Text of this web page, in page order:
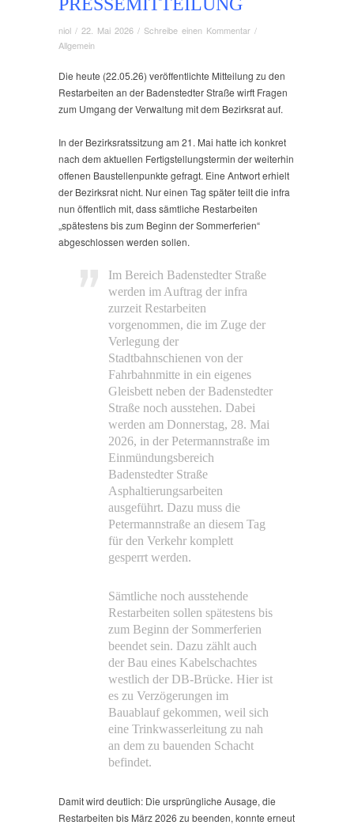
niol / 22. Mai 2026 / Schreibe einen Kommentar /
Allgemein
Die heute (22.05.26) veröffentlichte Mitteilung zu den
Restarbeiten an der Badenstedter Straße wirft Fragen
zum Umgang der Verwaltung mit dem Bezirksrat auf.
In der Bezirksratssitzung am 21. Mai hatte ich konkret
nach dem aktuellen Fertigstellungstermin der weiterhin
offenen Baustellenpunkte gefragt. Eine Antwort erhielt
der Bezirksrat nicht. Nur einen Tag später teilt die infra
nun öffentlich mit, dass sämtliche Restarbeiten
„spätestens bis zum Beginn der Sommerferien“
abgeschlossen werden sollen.
Im Bereich Badenstedter Straße
werden im Auftrag der infra
zurzeit Restarbeiten
vorgenommen, die im Zuge der
Verlegung der
Stadtbahnschienen von der
Fahrbahnmitte in ein eigenes
Gleisbett neben der Badenstedter
Straße noch ausstehen. Dabei
werden am Donnerstag, 28. Mai
2026, in der Petermannstraße im
Einmündungsbereich
Badenstedter Straße
Asphaltierungsarbeiten
ausgeführt. Dazu muss die
Petermannstraße an diesem Tag
für den Verkehr komplett
gesperrt werden.
Sämtliche noch ausstehende
Restarbeiten sollen spätestens bis
zum Beginn der Sommerferien
beendet sein. Dazu zählt auch
der Bau eines Kabelschachtes
westlich der DB-Brücke. Hier ist
es zu Verzögerungen im
Bauablauf gekommen, weil sich
eine Trinkwasserleitung zu nah
an dem zu bauenden Schacht
befindet.
Damit wird deutlich: Die ursprüngliche Ausage, die
Restarbeiten bis März 2026 zu beenden, konnte erneut